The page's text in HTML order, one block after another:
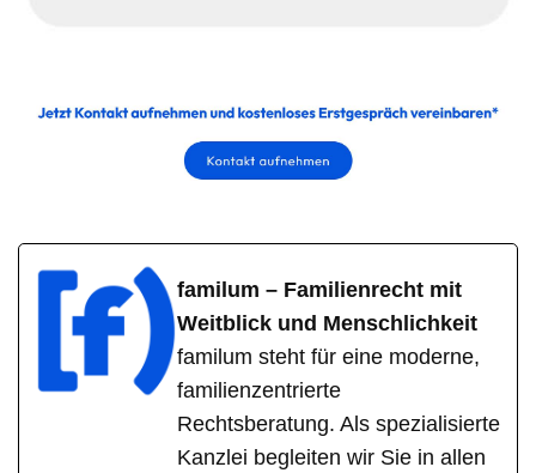
familum – Familienrecht mit
Weitblick und Menschlichkeit
familum steht für eine moderne,
familienzentrierte
Rechtsberatung. Als spezialisierte
Kanzlei begleiten wir Sie in allen